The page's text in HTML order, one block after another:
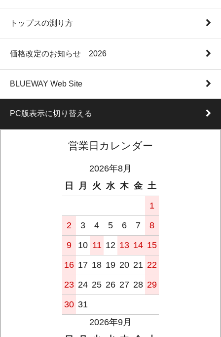
トップスの測り方
価格改定のお知らせ 2026
BLUEWAY Web Site
PC版表示に切り替える
営業日カレンダー
2026年8月
日
月 火 水 木 金 土
1
2
3 4 5 6 7
8
9
10 11 12 13 14 15
16 17 18 19 20 21 22
23 24 25 26 27 28 29
30 31
2026年9月